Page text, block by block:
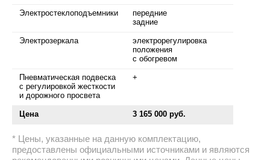
Электростеклоподъемники
передние
задние
Электрозеркала
электрорегулировка
положения
с обогревом
Пневматическая подвеска
с регулировкой жесткости
и дорожного просвета
+
Цена 3 165 000 руб.
Цены, указанные на данную комплектацию,
предоставлены официальными источниками и являются